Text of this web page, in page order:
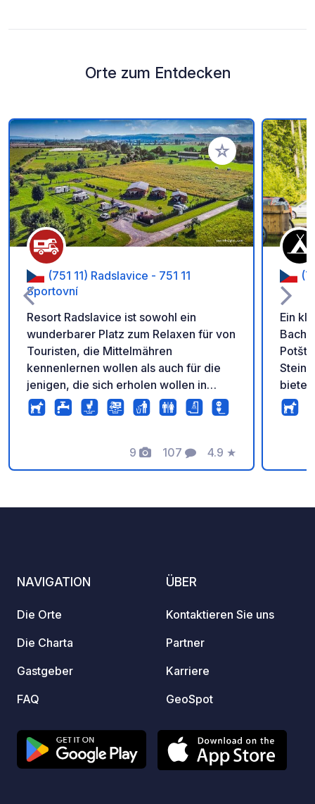
Orte zum Entdecken
Zu Ihren Favoriten
(751 11) Radslavice - 751 11
Sportovní
Resort Radslavice ist sowohl ein
wunderbarer Platz zum Relaxen für von
Touristen, die Mittelmähren
kennenlernen wollen als auch für die
jenigen, die sich erholen wollen in
einer sehr schönen und ruhigen
Umgebung. In der Nähe befindet sich
durch Mähren, die s.g. „
Bernsteinstrecke“. Sie ist mit anderen
9
Fotos
107
Kommentare
4.9
Bewertung
★
Ein
bietet
eine
Grill
NAVIGATION
Die Orte
Die Charta
Gastgeber
FAQ
ÜBER
Kontaktieren Sie uns
Partner
Karriere
GeoSpot